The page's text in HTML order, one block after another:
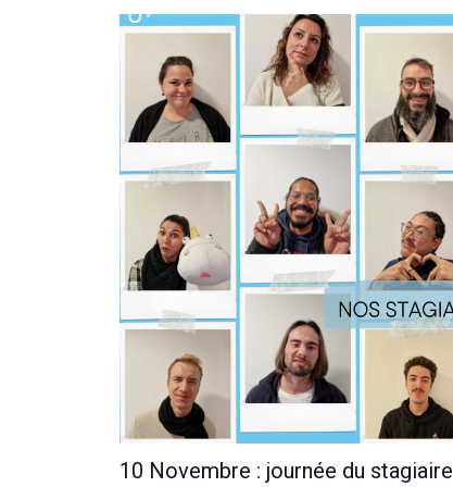
10 Novembre : journée du stagiaire